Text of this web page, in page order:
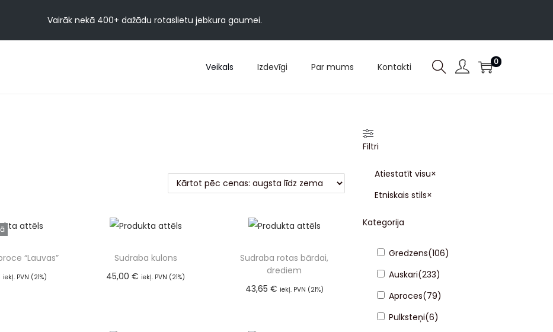
Vairāk nekā 400+ dažādu rotaslietu jebkura gaumei.
Veikals Izdevīgi Par mums Kontakti 0
“Lauvas”
iekļ. PVN (21%)
Sudraba kulons
45,00€ iekļ. PVN (21%)
Sudraba rotas bārdai,
drediem
43,65 € iekļ. PVN (21%)
Filtri
Atiestatīt visu×
Etniskais stils×
Kategorija
Gredzens(106)
Auskari(233)
Aproces(79)
Pulksteņi(6)